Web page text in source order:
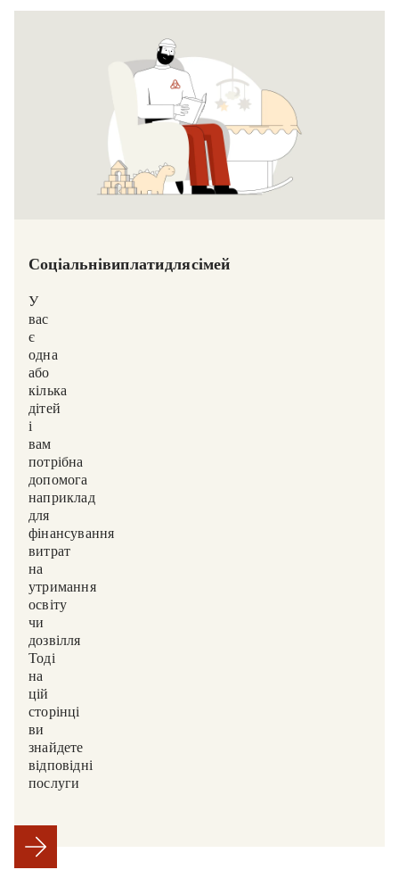
Соціальні виплати для сімей
У
вас
є
одна
або
кілька
дітей,
і
вам
потрібна
допомога,
наприклад,
для
фінансування
витрат
на
утримання,
освіту
чи
дозвілля?
Тоді
на
цій
сторінці
ви
знайдете
відповідні
послуги.